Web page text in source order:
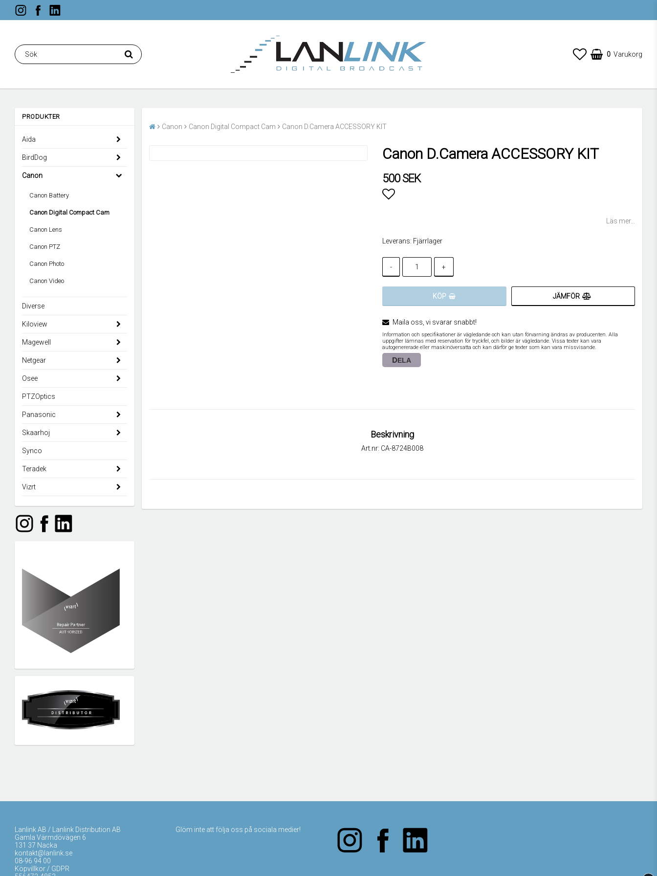
0 Varukorg
PRODUKTER
Aida
BirdDog
Canon
Canon Battery
Canon Digital Compact Cam
Canon Lens
Canon PTZ
Canon Photo
Canon Video
Diverse
Kiloview
Magewell
Netgear
Osee
PTZOptics
Panasonic
Skaarhoj
Synco
Teradek
Vizrt
Canon Canon Digital Compact Cam Canon D.Camera ACCESSORY KIT
Canon D.Camera ACCESSORY KIT
500 SEK
Läs mer...
Leverans: Fjärrlager
- +
KÖP JÄMFÖR
Maila oss, vi svarar snabbt!
Information och specifikationer är vägledande och kan utan förvarning ändras av producenten. Alla
uppgifter lämnas med reservation för tryckfel, och bilder är vägledande. Vissa texter kan vara
autogenererade eller maskinöversatta och kan därför ge texter som kan vara missvisande.
DELA
Beskrivning
Art.nr: CA-8724B008
Lanlink AB / Lanlink Distribution AB
Gamla Värmdövägen 6
131 37 Nacka
kontakt@lanlink.se
08-96 94 00
Köpvillkor / GDPR
Glöm inte att följa oss på sociala medier!